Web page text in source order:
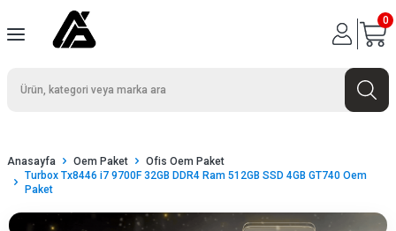
0
Anasayfa Oem Paket
Ofis Oem Paket
Turbox Tx8446 i7 9700F 32GB DDR4 Ram 512GB SSD 4GB GT740 Oem
Paket